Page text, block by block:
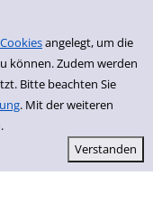
Cookiesangelegt, um die
können. Zudem werden
Bitte beachten Sie
. Mit der weiteren